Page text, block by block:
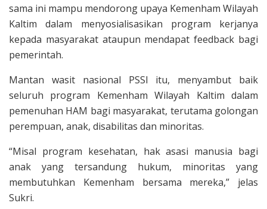
sama ini mampu mendorong upaya Kemenham Wilayah
Kaltim dalam menyosialisasikan program kerjanya
kepada masyarakat ataupun mendapat feedback bagi
pemerintah.
Mantan wasit nasional PSSI itu, menyambut baik
seluruh program Kemenham Wilayah Kaltim dalam
pemenuhan HAM bagi masyarakat, terutama golongan
perempuan, anak, disabilitas dan minoritas.
“Misal program kesehatan, hak asasi manusia bagi
anak yang tersandung hukum, minoritas yang
membutuhkan Kemenham bersama mereka,” jelas
Sukri.